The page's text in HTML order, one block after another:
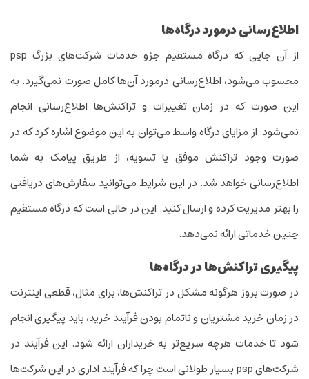
اطلاع‌رسانی درمورد درگاه‌ها
از آن جایی که درگاه مستقیم جزو خدمات شرکت‌های بزرگ psp
محسوب می‌شود، اطلاع‌رسانی درمورد آن‌ها کامل صورت نمی‌گیرد. به
این صورت که در زمان تغییرات و تراکنش‌ها اطلاع‌رسانی انجام
نمی‌شود. از مزایای درگاه واسط می‌توان به این موضوع اشاره کرد که در
صورت وجود تراکنش موفق یا تسویه، از طریق پیامک به شما
اطلاع‌رسانی خواهد شد. در این شرایط می‌توانید سفارش‌های دریافتی
را بهتر مدیریت کرده و ارسال کنید. این در حالی است که درگاه مستقیم
چنین خدماتی ارائه نمی‌دهد.
پیگیری تراکنش‌ها در درگاه‌ها
در صورت بروز هرگونه مشکل در تراکنش‌ها، برای مثال، قطعی اینترنت
در زمان خرید مشتریان و ناتمام بودن فرآیند خرید، باید پیگیری انجام
شود تا خدمات هرچه سریع‌تر به خریداران ارائه شود. این فرآیند در
شرکت‌های psp بسیار طولانی است چرا که فرآیند اداری در این شرکت‌ها